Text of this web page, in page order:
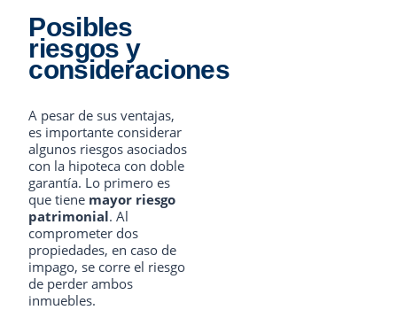
Posibles
riesgos y
consideraciones
A pesar de sus ventajas,
es importante considerar
algunos riesgos asociados
con la hipoteca con doble
garantía. Lo primero es
que tiene mayor riesgo
patrimonial. Al
comprometer dos
propiedades, en caso de
impago, se corre el riesgo
de perder ambos
inmuebles.